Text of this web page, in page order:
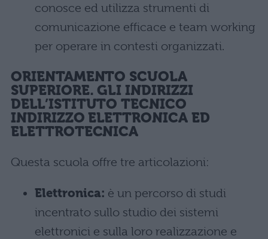
conosce ed utilizza strumenti di
comunicazione efficace e team working
per operare in contesti organizzati.
ORIENTAMENTO SCUOLA
SUPERIORE. GLI INDIRIZZI
DELL’ISTITUTO TECNICO
INDIRIZZO ELETTRONICA ED
ELETTROTECNICA
Questa scuola offre tre articolazioni:
Elettronica: è un percorso di studi
incentrato sullo studio dei sistemi
elettronici e sulla loro realizzazione e